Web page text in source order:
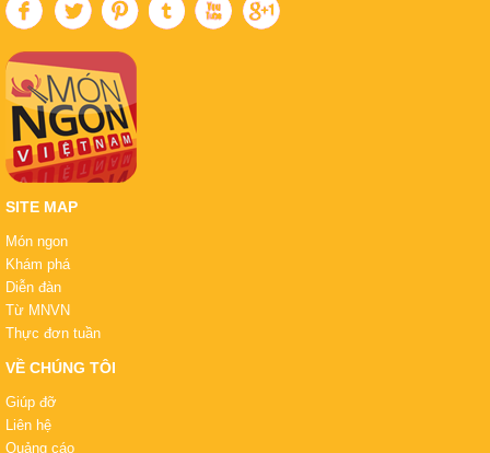
SITE MAP
Món ngon
Khám phá
Diễn đàn
Từ MNVN
Thực đơn tuần
VỀ CHÚNG TÔI
Giúp đỡ
Liên hệ
Quảng cáo